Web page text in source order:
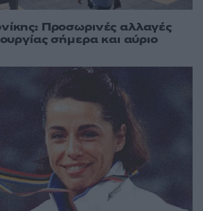
Προσωρινές αλλαγές
σήμερα και αύριο